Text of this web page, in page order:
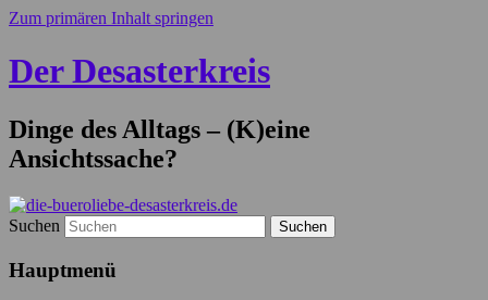
Zum primären Inhalt springen
Der Desasterkreis
Dinge des Alltags – (K)eine
Ansichtssache?
Suchen
Hauptmenü